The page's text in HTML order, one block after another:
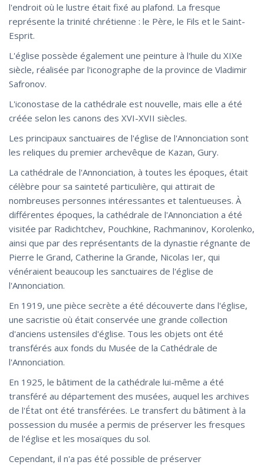
l'endroit où le lustre était fixé au plafond. La fresque
représente la trinité chrétienne : le Père, le Fils et le Saint-
Esprit.
L'église possède également une peinture à l'huile du XIXe
siècle, réalisée par l'iconographe de la province de Vladimir
Safronov.
L'iconostase de la cathédrale est nouvelle, mais elle a été
créée selon les canons des XVI-XVII siècles.
Les principaux sanctuaires de l'église de l'Annonciation sont
les reliques du premier archevêque de Kazan, Gury.
La cathédrale de l'Annonciation, à toutes les époques, était
célèbre pour sa sainteté particulière, qui attirait de
nombreuses personnes intéressantes et talentueuses. À
différentes époques, la cathédrale de l'Annonciation a été
visitée par Radichtchev, Pouchkine, Rachmaninov, Korolenko,
ainsi que par des représentants de la dynastie régnante de
Pierre le Grand, Catherine la Grande, Nicolas Ier, qui
vénéraient beaucoup les sanctuaires de l'église de
l'Annonciation.
En 1919, une pièce secrète a été découverte dans l'église,
une sacristie où était conservée une grande collection
d'anciens ustensiles d'église. Tous les objets ont été
transférés aux fonds du Musée de la Cathédrale de
l'Annonciation.
En 1925, le bâtiment de la cathédrale lui-même a été
transféré au département des musées, auquel les archives
de l'État ont été transférées. Le transfert du bâtiment à la
possession du musée a permis de préserver les fresques
de l'église et les mosaïques du sol.
Cependant, il n'a pas été possible de préserver